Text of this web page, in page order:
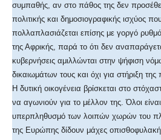
συμπαθής, αν στο πάθος της δεν
πολιτικής και δημοσιογραφικής ισχύος
πολλαπλασιάζεται επίσης με γοργό
της Αφρικής, παρά το ότι δεν
κυβερνήσεις αμιλλώνται στην ψήφιση
δικαιωμάτων τους και όχι για στήριξη
Η δυτική οικογένεια βρίσκεται στο
να αγωνιούν για το μέλλον της. Όλοι
υπερπληθυσμό των λοιπών χωρών του
της Ευρώπης δίδουν μάχες